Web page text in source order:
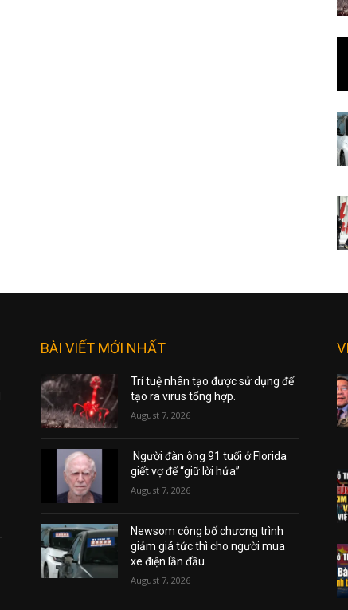
BÀI VIẾT MỚI NHẤT
Trí tuệ nhân tạo được sử dụng để
tạo ra virus tổng hợp.
August 7, 2026
Người đàn ông 91 tuổi ở Florida
giết vợ để “giữ lời hứa”
August 7, 2026
Newsom công bố chương trình
giảm giá tức thì cho người mua
xe điện lần đầu.
August 7, 2026